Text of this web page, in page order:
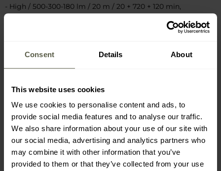
Consent Details About
This website uses cookies
We use cookies to personalise content and ads, to
provide social media features and to analyse our traffic.
We also share information about your use of our site with
our social media, advertising and analytics partners who
may combine it with other information that you’ve
provided to them or that they’ve collected from your use
- High / 500-300-180 lm / 20 m / 20 + 720 + 120 min,
Light):
ELEMENTE DES SETS